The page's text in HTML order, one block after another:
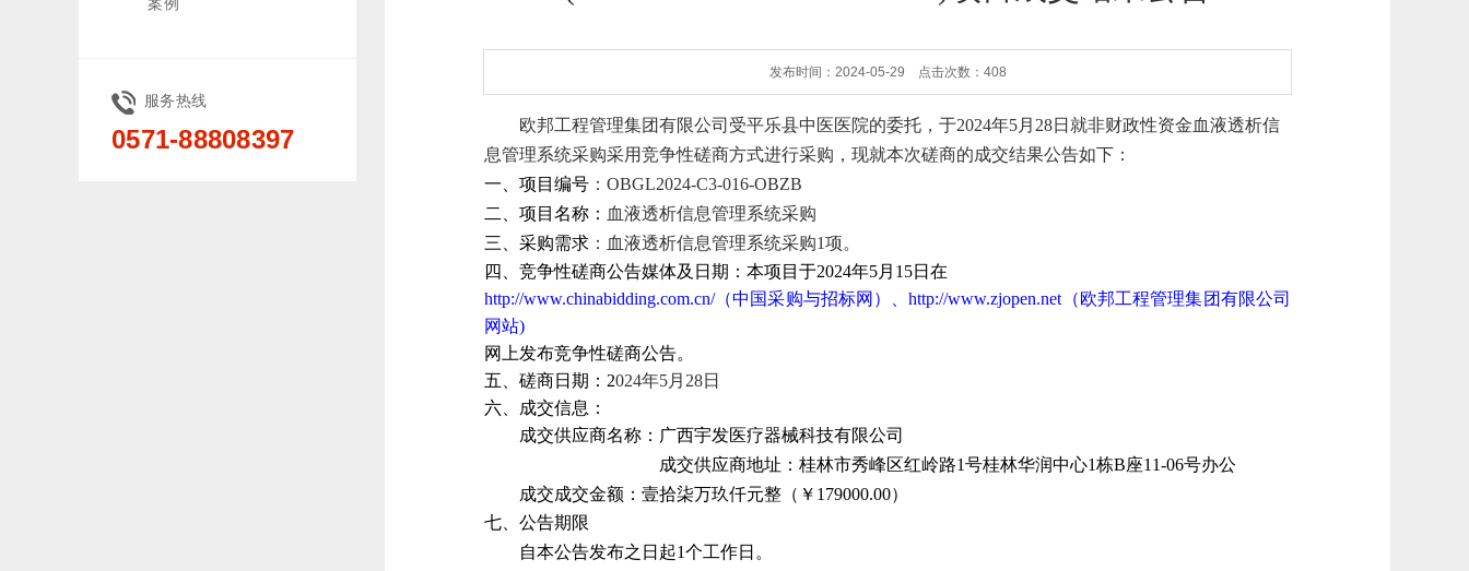
服务热线
0571-88808397
发布时间：2024-05-29 点击次数：408
欧邦工程管理集团有限公司受平乐县中医医院的委托，于2024年5月 28日就非财政性资金血液透析信
息管理系统采购采用竞争性磋商方式进行采购，现就本次磋商的成交结果公告如下：
一
项目编号 ： OBGL2024-C3-016-OBZB
二、项目名称： 血液透析信息管理系统采购
三、采购需求 ： 血液透析信息管理系统采购1项。
四、竞争性磋商公告媒体及日期： 本项目于2024年5月 15日在
http://www.chinabidding.com.cn/（中国采购与招标网）、http://www.zjopen.net（欧邦工程管理集团有限公司
网站)
网
上发布竞争性磋商公告。
五、磋商日期： 2024年5月 28日
六、成交信息：
成交供应商名称： 广西宇发医疗器械科技有限公司
成交供应商地址 ：桂林市秀峰区红岭路1号桂林华润中心1栋B座11-06号办公
成交成交金额 ：壹拾柒万玖仟元整（￥ 179000.00）
七、公告期限
自本公告发布之日起1个工作日。